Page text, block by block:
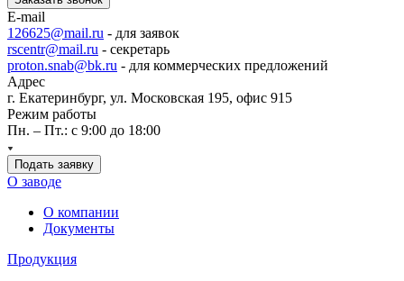
E-mail
126625@mail.ru - для заявок
rscentr@mail.ru - секретарь
proton.snab@bk.ru - для коммерческих предложений
Адрес
г. Екатеринбург, ул. Московская 195, офис 915
Режим работы
Пн. – Пт.: с 9:00 до 18:00
Подать заявку
О заводе
О компании
Документы
Продукция